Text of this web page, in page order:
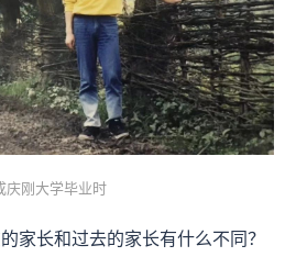
庆刚大学毕业时
家长和过去的家长有什么不同？